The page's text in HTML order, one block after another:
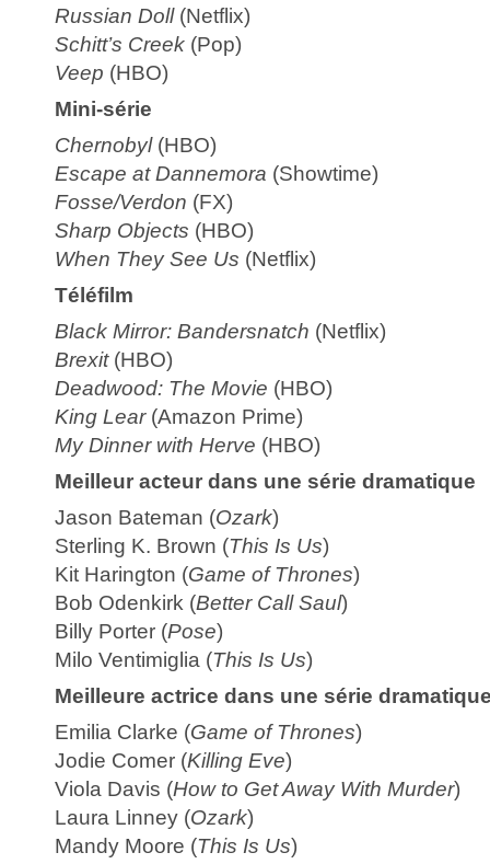
Russian Doll(Netflix)
Schitt’s Creek (Pop)
Veep (HBO)
Mini-série
Chernobyl(HBO)
Escape at Dannemora (Showtime)
Fosse/Verdon (FX)
Sharp Objects (HBO)
When They See Us (Netflix)
Téléfilm
Black Mirror: Bandersnatch (Netflix)
Brexit(HBO)
Deadwood: The Movie (HBO)
King Lear(Amazon Prime)
My Dinner with Herve (HBO)
Meilleur acteur dans une série dramatique
Jason Bateman (Ozark)
Sterling K. Brown (This Is Us)
Kit Harington (Game of Thrones)
Bob Odenkirk (Better Call Saul)
Billy Porter (Pose)
Milo Ventimiglia (This Is Us)
Meilleure actrice dans une série
Emilia Clarke (Game of Thrones)
Jodie Comer (Killing Eve)
Viola Davis (How to Get Away With Murder)
Laura Linney (Ozark)
Mandy Moore (This Is Us)